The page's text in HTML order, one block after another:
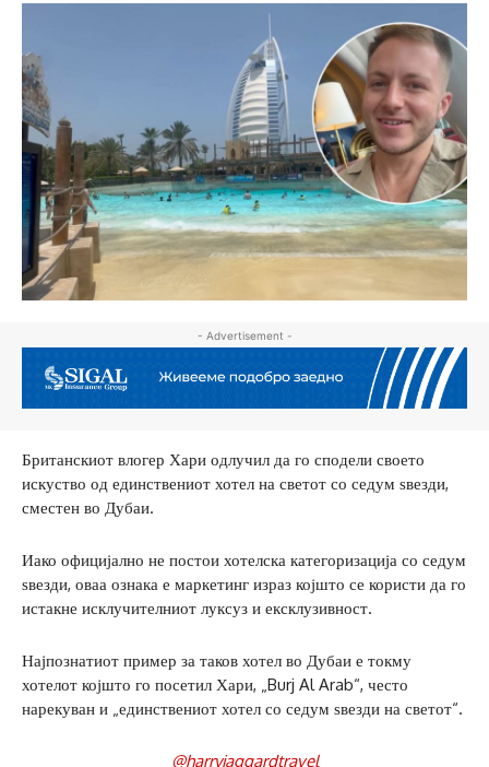
- Advertisement -
Британскиот влогер Хари одлучил да го сподели своето
искуство од единствениот хотел на светот со седум ѕвезди,
сместен во Дубаи.
Иако официјално не постои хотелска категоризација со седум
ѕвезди, оваа ознака е маркетинг израз којшто се користи да го
истакне исклучителниот луксуз и ексклузивност.
Најпознатиот пример за таков хотел во Дубаи е токму
хотелот којшто го посетил Хари, „Burj Al Arab“, често
нарекуван и „единствениот хотел со седум ѕвезди на светот“.
@harryjaggardtravel